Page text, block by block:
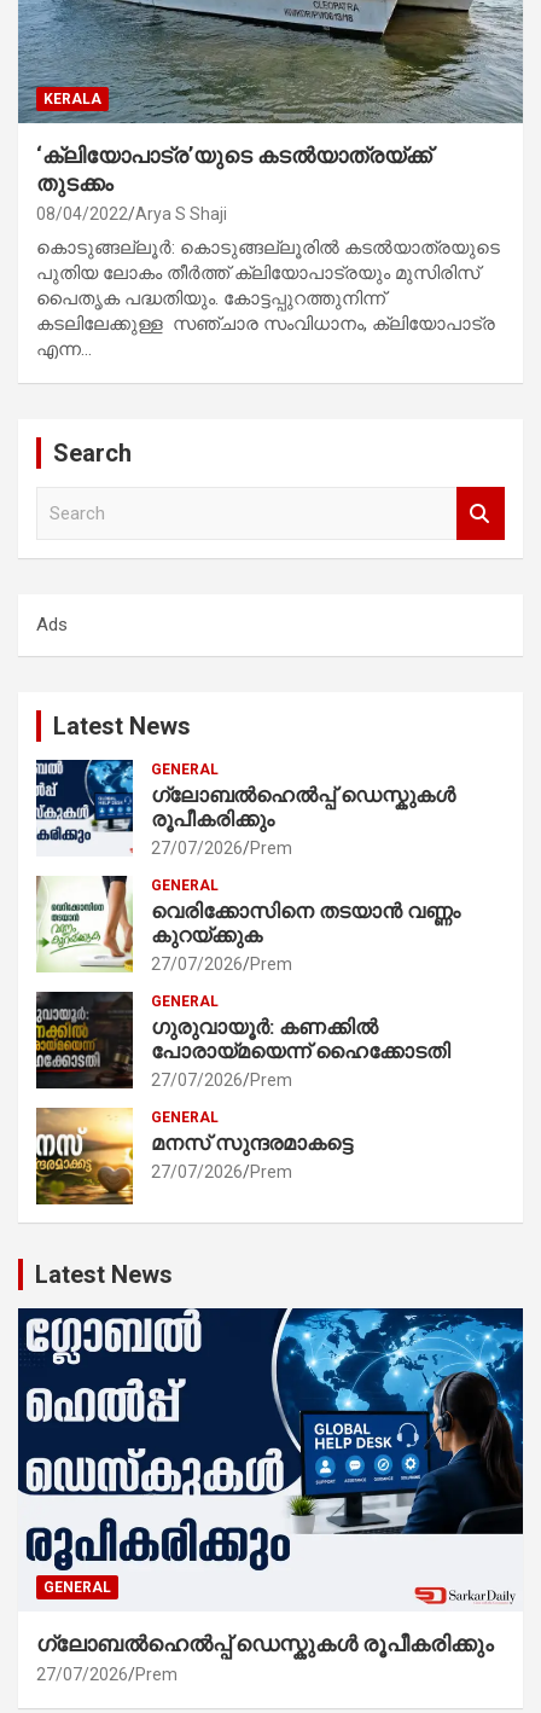
KERALA
‘ക്ലിയോപാട്ര’യുടെ കടൽയാത്രയ്ക്ക്‌
തുടക്കം
08/04/2022 Arya S Shaji
കൊടുങ്ങല്ലൂർ: കൊടുങ്ങല്ലൂരിൽ കടൽയാത്രയുടെ
പുതിയ ലോകം തീർത്ത് ക്ലിയോപാട്രയും മുസിരിസ്
പൈതൃക പദ്ധതിയും. കോട്ടപ്പുറത്തുനിന്ന്‌
കടലിലേക്കുള്ള സഞ്ചാര സംവിധാനം, ക്ലിയോപാട്ര
എന്ന…
Search
h
Ads
Latest News
GENERAL
ഗ്ലോബൽഹെൽപ്പ് ഡെസ്കുകൾ
രൂപീകരിക്കും
27/07/2026 Prem
GENERAL
വെരിക്കോസിനെ തടയാൻ വണ്ണം
കുറയ്ക്കുക
27/07/2026 Prem
GENERAL
ഗുരുവായൂർ: കണക്കിൽ
പോരായ്മയെന്ന് ഹൈക്കോടതി
27/07/2026 Prem
GENERAL
മനസ് സുന്ദരമാകട്ടെ
27/07/2026 Prem
Latest News
GENERAL
ഗ്ലോബൽഹെൽപ്പ് ഡെസ്കുകൾ രൂപീകരിക്കും
27/07/2026 Prem